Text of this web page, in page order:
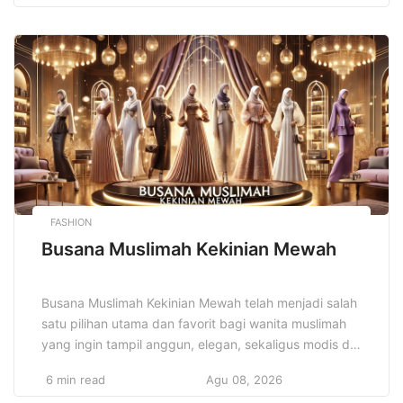
untuk mengelola uang dengan bijak. Dengan strategi
keuangan pribadi cerdas, Anda dapat mencapai
stabilitas finansial, menghindari utang yang tidak
perlu, […]
FASHION
Busana Muslimah Kekinian Mewah
Busana Muslimah Kekinian Mewah telah menjadi salah
satu pilihan utama dan favorit bagi wanita muslimah
yang ingin tampil anggun, elegan, sekaligus modis di
Perkembangan dunia fashion muslim terus mengalami
6 min read Agu 08, 2026